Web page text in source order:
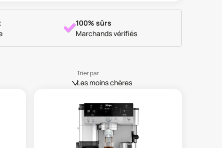
100% sûrs
Marchands vérifiés
Trier par
Les moins chères